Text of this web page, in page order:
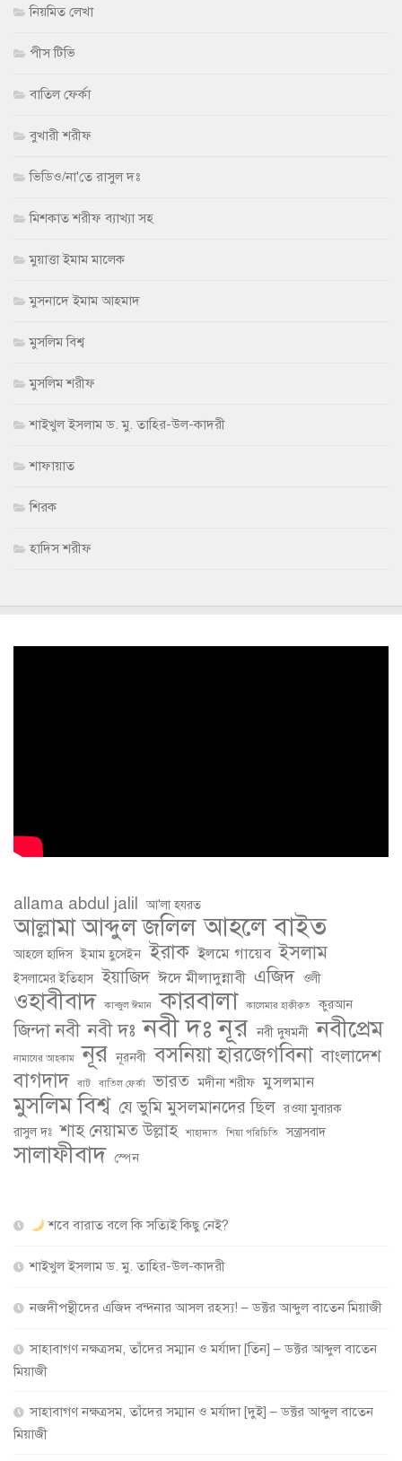
নিয়মিত লেখা
পীস টিভি
বাতিল ফের্কা
বুখারী শরীফ
ভিডিও/না'তে রাসুল দঃ
মিশকাত শরীফ ব্যাখ্যা সহ
মুয়াত্তা ইমাম মালেক
মুসনাদে ইমাম আহমাদ
মুসলিম বিশ্ব
মুসলিম শরীফ
শাইখুল ইসলাম ড. মু. তাহির-উল-কাদরী
শাফায়াত
শিরক
হাদিস শরীফ
allama abdul jalil আ'লা হযরত
আল্লামা আব্দুল জলিল আহলে বাইত
আহলে হাদিস ইমাম হুসেইন ইরাক ইলমে গায়েব ইসলাম
ইসলামের ইতিহাস ইয়াজিদ ঈদে মীলাদুন্নাবী এজিদ ওলী
ওহাবীবাদ কান্জুল ঈমান কারবালা কালেমার হাক্বীক্বত কুরআন
জিন্দা নবী নবী দঃ নবী দঃ নূর নবী দুষমনী নবীপ্রেম
নামাযের আহকাম নূর নূরনবী বসনিয়া হারজেগবিনা বাংলাদেশ
বাগদাদ বাট বাতিল ফের্কা ভারত মদীনা শরীফ মুসলমান
মুসলিম বিশ্ব যে ভুমি মুসলমানদের ছিল রওযা মুবারক
রাসুল দঃ শাহ নেয়ামত উল্লাহ শাহাদাত শিয়া পরিচিতি সন্ত্রাসবাদ
সালাফীবাদ স্পেন
শবে বারাত বলে কি সত্যিই কিছু নেই?
শাইখুল ইসলাম ড. মু. তাহির-উল-কাদরী
নজদীপন্থীদের এজিদ বন্দনার আসল রহস্য! – ডক্টর আব্দুল বাতেন মিয়াজী
সাহাবাগণ নক্ষত্রসম, তাঁদের সম্মান ও মর্যাদা [তিন] – ডক্টর আব্দুল বাতেন
মিয়াজী
সাহাবাগণ নক্ষত্রসম, তাঁদের সম্মান ও মর্যাদা [দুই] – ডক্টর আব্দুল বাতেন
মিয়াজী